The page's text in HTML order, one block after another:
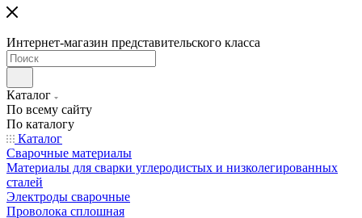
Интернет-магазин представительского класса
Каталог
По всему сайту
По каталогу
Каталог
Сварочные материалы
Материалы для сварки углеродистых и низколегированных
сталей
Электроды сварочные
Проволока сплошная